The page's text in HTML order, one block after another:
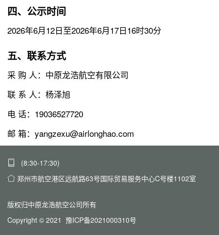
四、公示时间
2026年6月12日至2026年6月17日16时30分
五、联系方式
采 购 人：中原龙浩航空有限公司
联 系 人：杨泽旭
电 话：19036527720
邮 箱：yangzexu@airlonghao.com
(8:30-17:30)
郑州市航空港区远航路63号国际贸易服务中心C号楼1102室
版权归中原龙浩航空公司所有
Copyright © 2021 豫ICP备2021000310号